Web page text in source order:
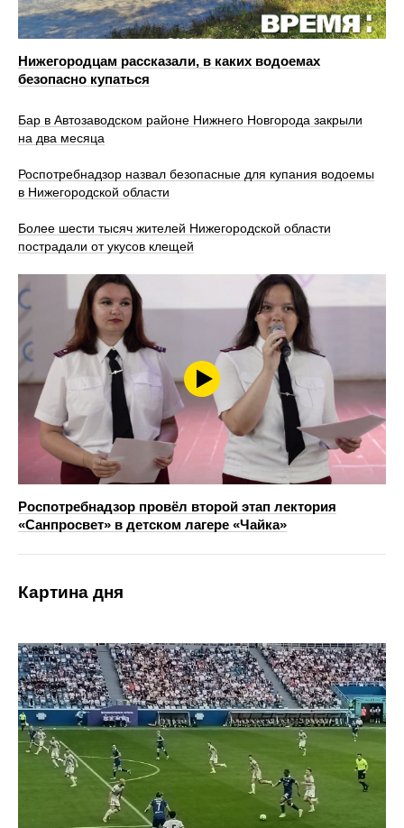
Нижегородцам рассказали, в каких водоемах
безопасно купаться
Бар в Автозаводском районе Нижнего Новгорода закрыли
на два месяца
Роспотребнадзор назвал безопасные для купания водоемы
в Нижегородской области
Более шести тысяч жителей Нижегородской области
пострадали от укусов клещей
Роспотребнадзор провёл второй этап лектория
«Санпросвет» в детском лагере «Чайка»
Картина дня